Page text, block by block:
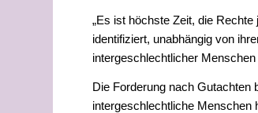
„Es ist höchste Zeit, die
identifiziert, unabhängig von
intergeschlechtlicher
Die Forderung nach Gutachten
intergeschlechtliche Menschen